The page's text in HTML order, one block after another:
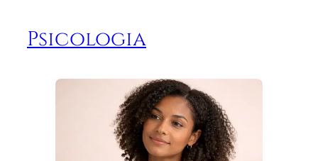
Psicologia